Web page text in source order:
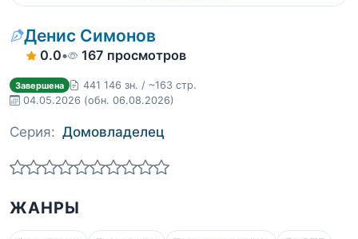
Денис Симонов
0.0• 167 просмотров
Завершена
441 146 зн. / ~163 стр.
04.05.2026 (обн. 06.08.2026)
Серия: Домовладелец
ЖАНРЫ